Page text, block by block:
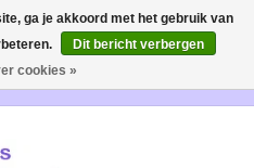
ga je akkoord met het gebruik van
Dit bericht verbergen
cookies »